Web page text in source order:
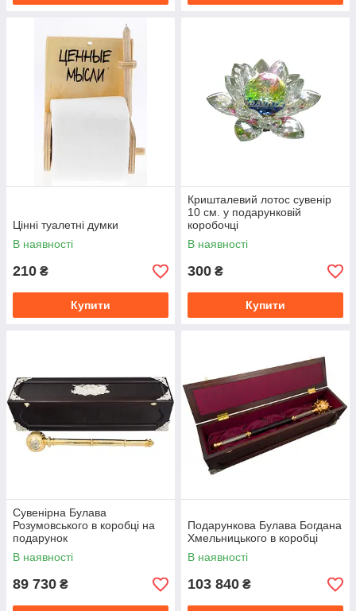
Цінні туалетні думки
В наявності
210 ₴
Купити
Кришталевий лотос сувенір
10 см. у подарунковій
коробочці
В наявності
300 ₴
Купити
Сувенірна Булава
Розумовського в коробці на
подарунок
В наявності
89 730 ₴
Подарункова Булава Богдана
Хмельницького в коробці
В наявності
103 840 ₴